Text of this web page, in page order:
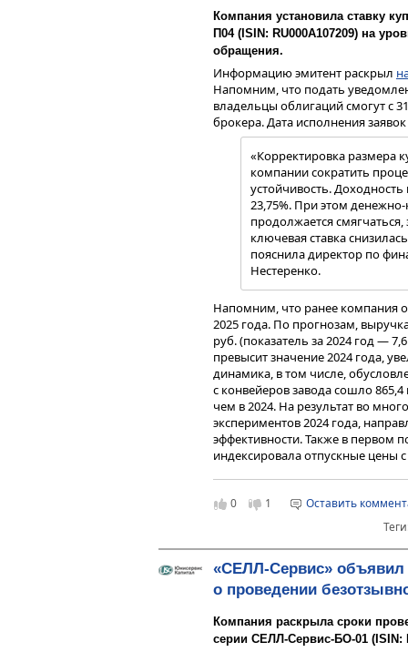
Компания установила ставку
П04 ( ISIN : RU000A107209) на
обращения.
Информацию эмитент раскрыл
Напомним, что подать
владельцы облигаций смогут с
брокера. Дата исполнения
«Корректировка размера
компании сократить
устойчивость.
23,75%. При этом
продолжается
ключевая ставка
пояснила директор по
Нестеренко.
Напомним, что ранее компания
2025 года. По прогнозам,
руб. (показатель за 2024 год —
превысит значение 2024 года,
динамика, в том числе,
с конвейеров завода сошло
чем в 2024. На результат во
экспериментов 2024 года,
эффективности. Также в первом
индексировала отпускные цены
инвесторам.
0 1
Оставить
«СЕЛЛ-Сервис» объявил
о проведении
Компания раскрыла сроки
серии СЕЛЛ-Сервис-БО-01 (ISIN: